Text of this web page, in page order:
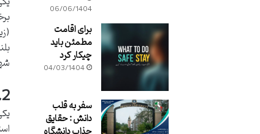
2. عدم نیاز به پیشنهاد شغلی (Job Offer) از کارفرمای کانادایی
06/06/1404
برای اقامت
مطمئن باید
چیکار کرد
04/03/1404
سفر به قلب
دانش : حقایق